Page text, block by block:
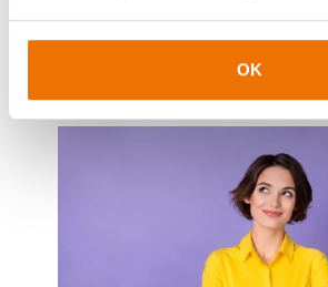
OK
loontransparantie helpt
kiezen voor een baan die past
ambities en werkgeluk.